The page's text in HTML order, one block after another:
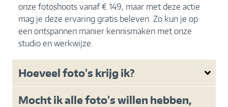
onze fotoshoots vanaf € 149, maar met deze actie
mag je deze ervaring gratis beleven. Zo kun je op
een ontspannen manier kennismaken met onze
studio en werkwijze.
Hoeveel foto’s krijg ik?
Mocht ik alle foto’s willen hebben,